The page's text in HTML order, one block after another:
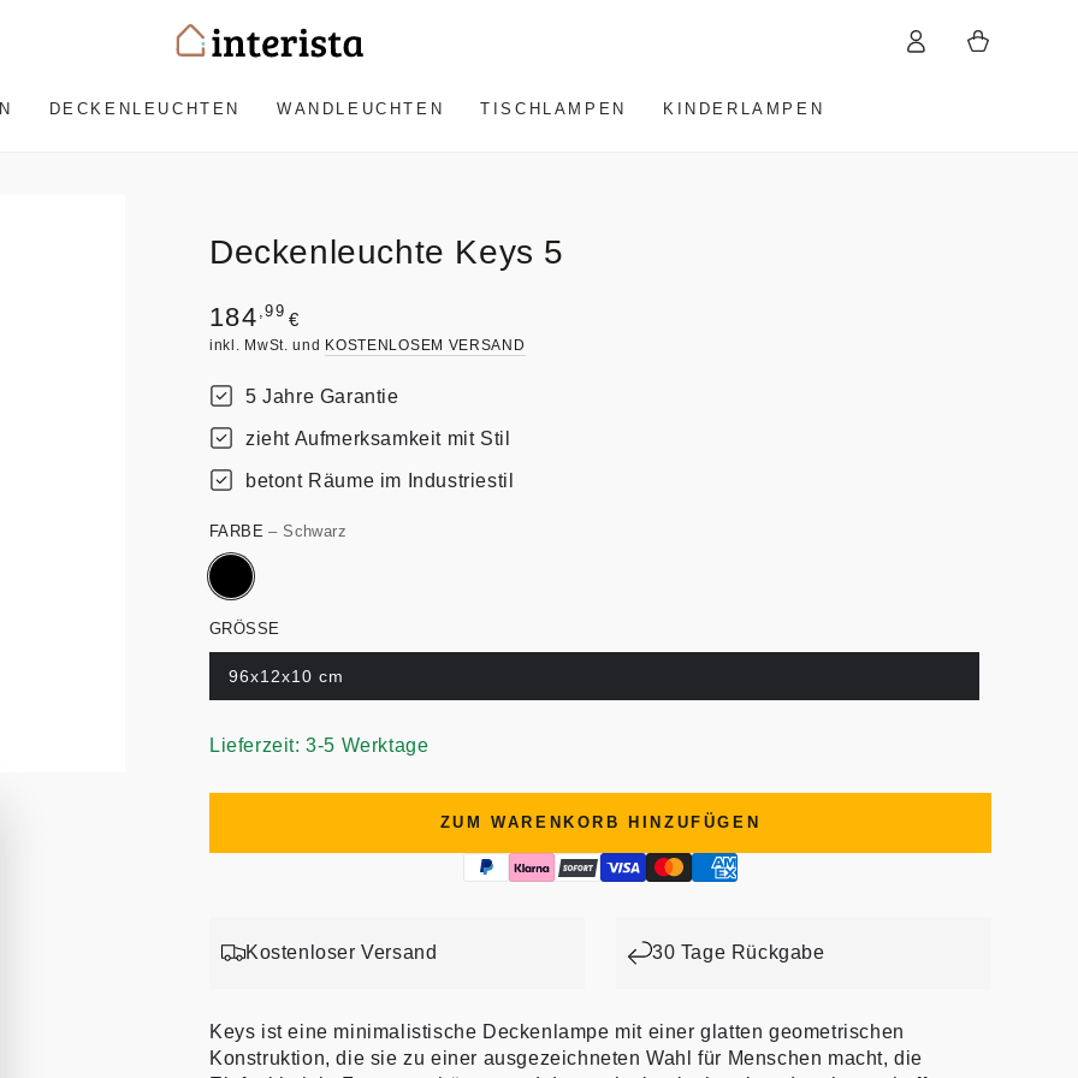
DECKENLEUCHTEN WANDLEUCHTEN TISCHLAMPEN KINDERLAMPEN
EinloggenWarenkorb
Deckenleuchte Keys 5
Regulärer
Preis
184 ,99 €
inkl. MwSt. und KOSTENLOSEM VERSAND
5 Jahre Garantie
zieht Aufmerksamkeit mit Stil
betont Räume im Industriestil
FARBE– Schwarz
GRÖSSE
96x12x10 cm
Lieferzeit: 3-5 Werktage
ZUM WARENKORB HINZUFÜGEN
Kostenloser Versand 30 Tage Rückgabe
Keys ist eine minimalistische Deckenlampe mit einer glatten geometrischen
Konstruktion, die sie zu einer ausgezeichneten Wahl für Menschen macht, die